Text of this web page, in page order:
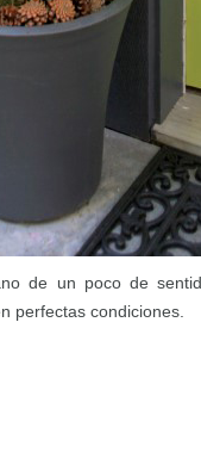
de un poco de
perfectas condiciones.